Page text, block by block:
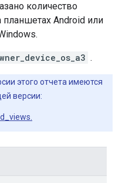
количество
Android или
.
этого отчета имеются
версии: